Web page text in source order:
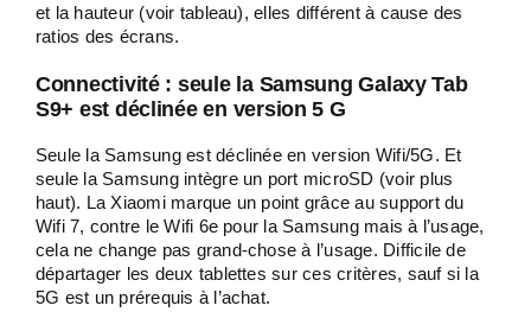
et la hauteur (voir tableau), elles différent à cause des
ratios des écrans.
Connectivité : seule la Samsung Galaxy Tab
S9+ est déclinée en version 5 G
Seule la Samsung est déclinée en version Wifi/5G. Et
seule la Samsung intègre un port microSD (voir plus
haut). La Xiaomi marque un point grâce au support du
Wifi 7, contre le Wifi 6e pour la Samsung mais à l’usage,
cela ne change pas grand-chose à l’usage. Difficile de
départager les deux tablettes sur ces critères, sauf si la
5G est un prérequis à l’achat.